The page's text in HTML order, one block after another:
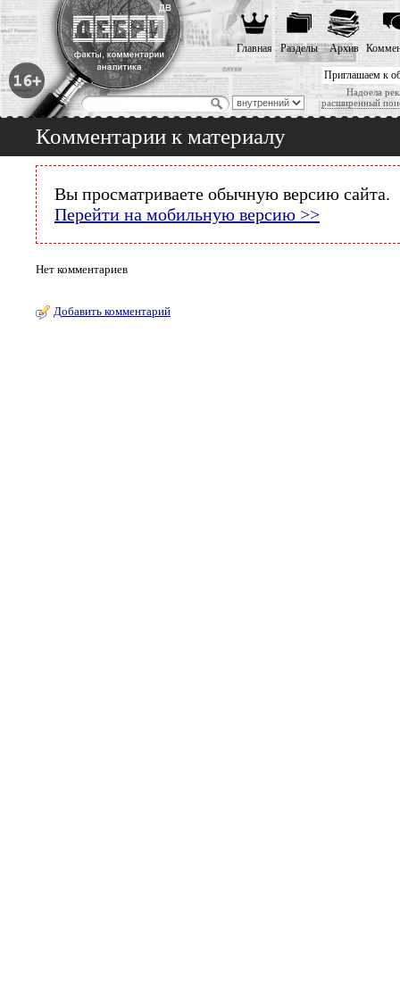
Приглашаем к
Надоела
расширенный
Главная Разделы Архив
Комментарии к материалу
Вы просматриваете обычную версию сайта.
Перейти на мобильную версию >>
Нет комментариев
Добавить комментарий